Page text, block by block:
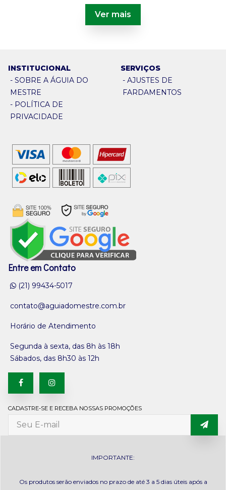
Ver mais
INSTITUCIONAL
- SOBRE A ÁGUIA DO
MESTRE
- POLÍTICA DE
PRIVACIDADE
SERVIÇOS
- AJUSTES DE
FARDAMENTOS
Entre em Contato
(21) 99434-5017
contato@aguiadomestre.com.br
Horário de Atendimento
Segunda à sexta, das 8h às 18h
Sábados, das 8h30 às 12h
CADASTRE-SE E RECEBA NOSSAS PROMOÇÕES
IMPORTANTE:
Os produtos serão enviados no prazo de até 3 a 5 dias úteis após a